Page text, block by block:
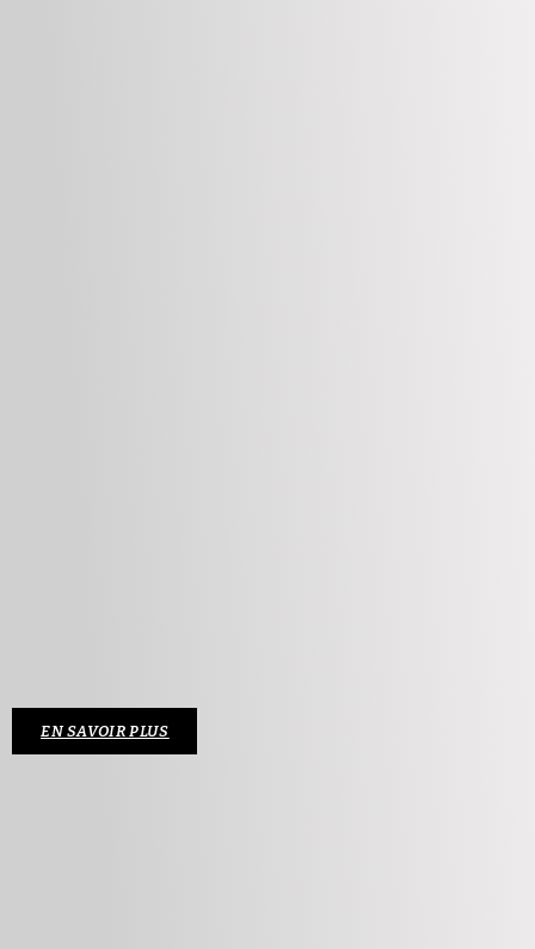
EN SAVOIR PLUS